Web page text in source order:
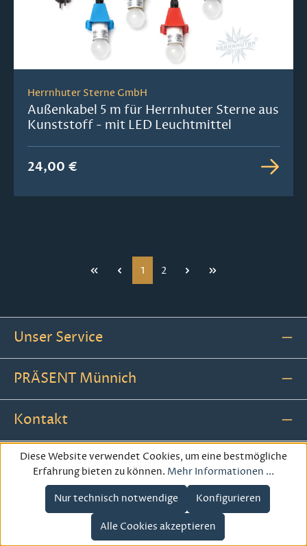
Herrnhuter Sterne GmbH
Außenkabel 5 m für Herrnhuter Sterne aus
Kunststoff - mit LED Leuchtmittel
24,00 €
Seite
1 Seite
2
Unser Service
PRÄSENT Münnich
Kontakt
Folgen Sie uns:
Diese Website verwendet Cookies, um eine bestmögliche
Erfahrung bieten zu können. Mehr Informationen ...
Nur technisch notwendige Konfigurieren
Alle Cookies akzeptieren